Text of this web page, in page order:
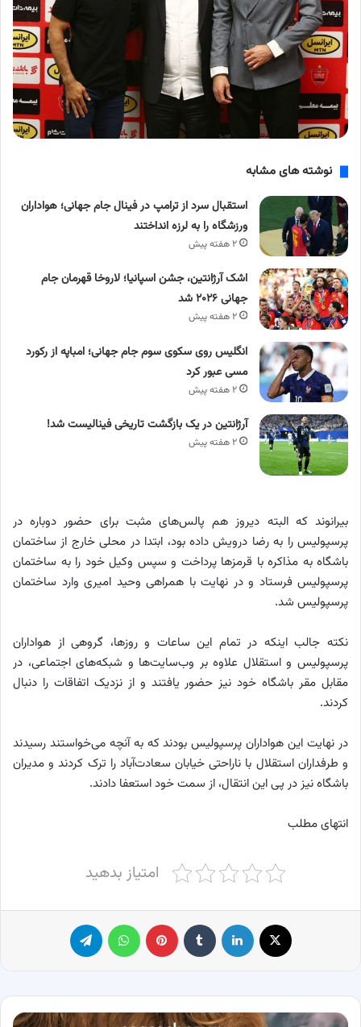
نوشته های مشابه
استقبال سرد از ترامپ در فینال جام جهانی؛ هواداران
ورزشگاه را به لرزه انداختند
۲ هفته پیش
اشک آرژانتین، جشن اسپانیا؛ لاروخا قهرمان جام
جهانی ۲۰۲۶ شد
۲ هفته پیش
انگلیس روی سکوی سوم جام جهانی؛ امباپه از رکورد
مسی عبور کرد
۲ هفته پیش
آرژانتین در یک بازگشت تاریخی فینالیست شد!
۲ هفته پیش
بیرانوند که البته دیروز هم پالس‌های مثبت برای حضور دوباره در
پرسپولیس را به رضا درویش داده بود، ابتدا در محلی خارج از ساختمان
باشگاه به مذاکره با قرمزها پرداخت و سپس وکیل خود را به ساختمان
پرسپولیس فرستاد و در نهایت با همراهی وحید امیری وارد ساختمان
پرسپولیس شد.
نکته جالب اینکه در تمام این ساعات و روزها، گروهی از هواداران
پرسپولیس و استقلال علاوه بر وب‌سایت‌ها و شبکه‌های اجتماعی، در
مقابل مقر باشگاه خود نیز حضور یافتند و از نزدیک اتفاقات را دنبال
کردند.
در نهایت این هواداران پرسپولیس بودند که به آنچه می‌خواستند رسیدند
و طرفداران استقلال با ناراحتی خیابان سعادت‌آباد را ترک کردند و مدیران
باشگاه نیز در پی این انتقال، از سمت خود استعفا دادند.
انتهای مطلب
امتیاز بدهید
لینکدین ‫تامبلر پینترست
معرفی